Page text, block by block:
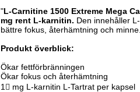
"L-Carnitine 1500 Extreme Mega
mg rent L-karnitin. Den innehåller
bättre fokus, återhämtning och minne.
Produkt överblick:
Ökar fettförbränningen
Ökar fokus och återhämtning
1𧋴 mg L-karnitin L-Tartrat per kapsel